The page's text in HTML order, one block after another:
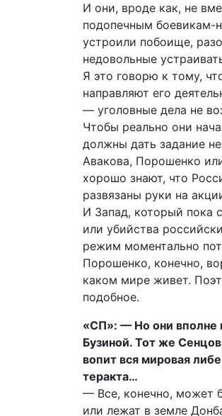
И они, вроде как, не
подопечным боевикам-
устроили побоище,
недовольные
Я это говорю к тому,
направляют его
— уголовные дела не
Чтобы реально они
должны дать задание
Авакова, Порошенко
хорошо знают, что
развязаны руки на
И Запад, который пока
или убийства
режим моментально
Порошенко, конечно,
каком мире живет.
подобное.
«СП»: — Но они вполне
Бузиной. Тот же
вопит вся мировая
теракта…
— Все, конечно, может
или лежат в земле